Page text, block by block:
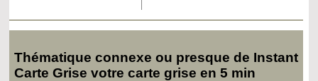
Thématique connexe ou presque de Instant
Carte Grise votre carte grise en 5 min